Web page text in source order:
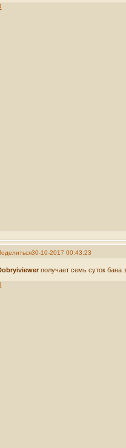
30-10-2017 00:43:23
получает семь суток бана